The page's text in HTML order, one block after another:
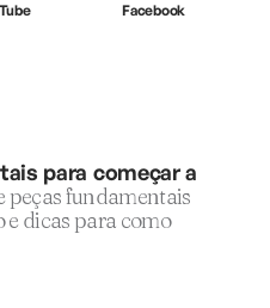
Facebook
para começar a
peças fundamentais
e dicas para como